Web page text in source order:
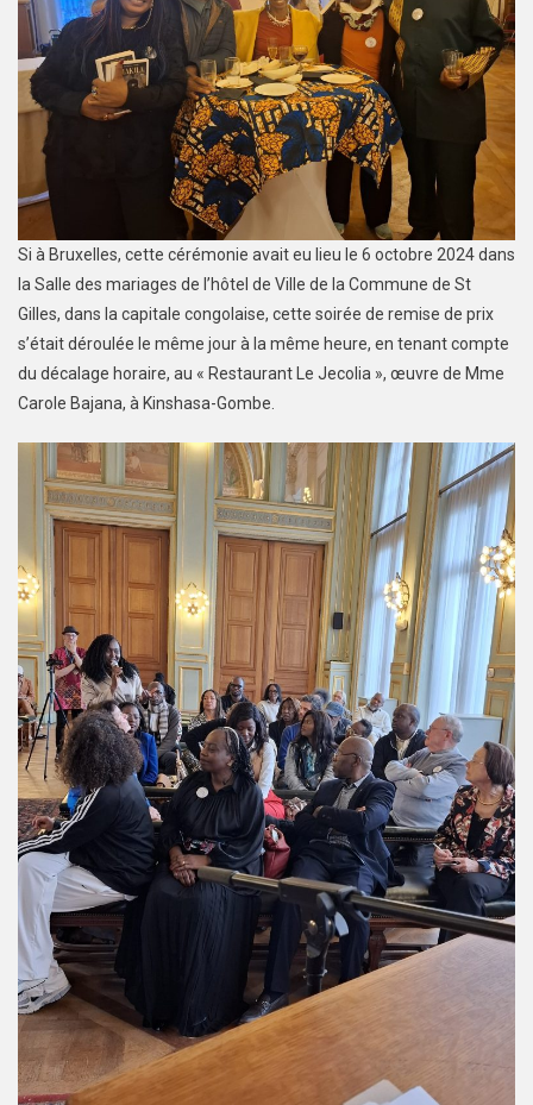
Si à Bruxelles, cette cérémonie avait eu lieu le 6 octobre 2024 dans
la Salle des mariages de l’hôtel de Ville de la Commune de St
Gilles, dans la capitale congolaise, cette soirée de remise de prix
s’était déroulée le même jour à la même heure, en tenant compte
du décalage horaire, au « Restaurant Le Jecolia », œuvre de Mme
Carole Bajana, à Kinshasa-Gombe.